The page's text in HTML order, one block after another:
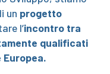
un progetto
l’incontro tra
qualificati
Europea.